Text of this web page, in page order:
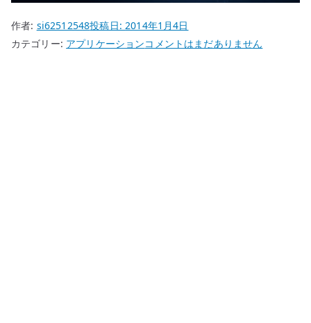
作者: si62512548投稿日:2014年1月4日
カテゴリー: アプリケーションKeePass
コメントはまだありません